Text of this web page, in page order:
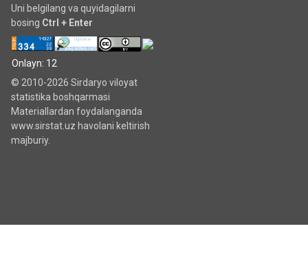
Uni belgilang va quyidagilarni
bosing Ctrl + Enter
Onlayn: 12
© 2010-2026 Sirdaryo viloyat
statistika boshqarmasi
Materiallardan foydalanganda
www.sirstat.uz havolani keltirish
majburiy.